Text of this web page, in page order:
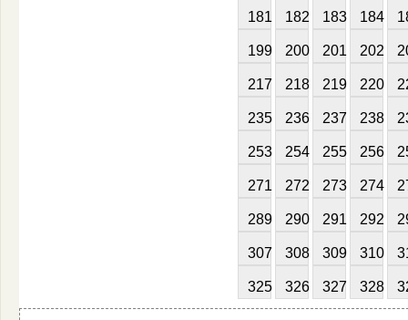
181 182 183 184
199 200 201 202
217 218 219 220
235 236 237 238
253 254 255 256
271 272 273 274
289 290 291 292
307 308 309 310
325 326 327 328